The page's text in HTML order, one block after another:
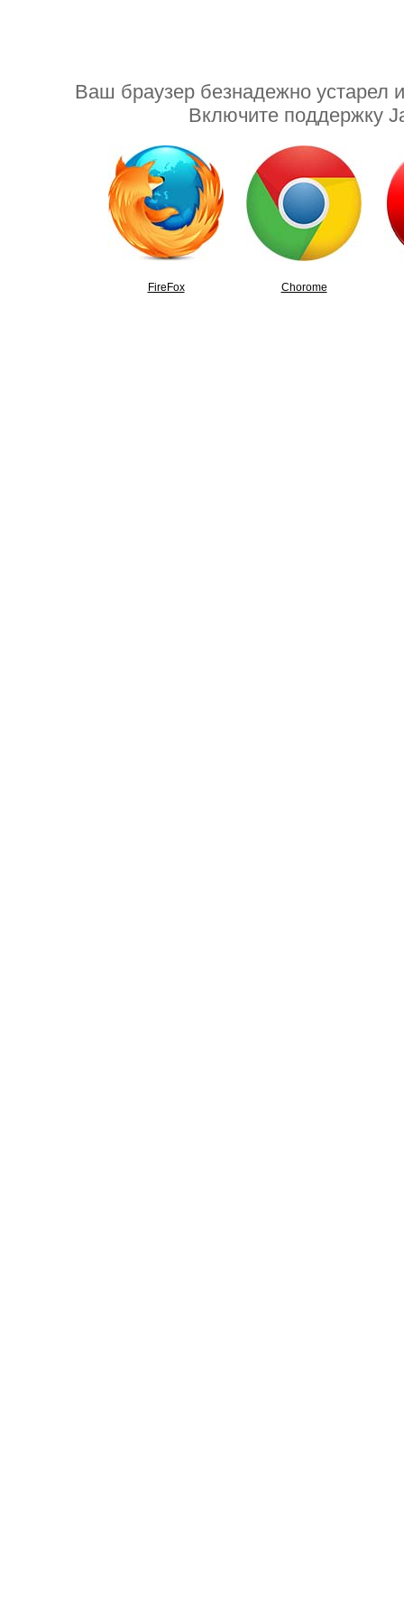
Ваш браузер безнадежно устарел
Включите поддержку
FireFox Chorome